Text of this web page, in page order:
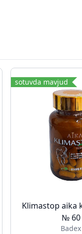
sotuvda mavjud
Klimastop aika
№ 60
Badex